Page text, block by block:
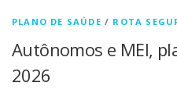
PLANO DE SAÚDE / ROTA
Autônomos e MEI,
2026